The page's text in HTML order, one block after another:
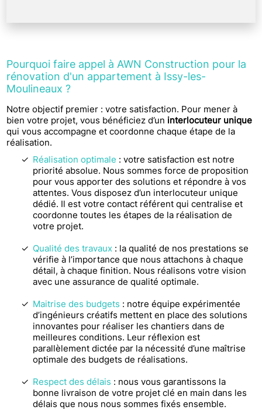
Pourquoi faire appel à AWN Construction pour la
rénovation d'un appartement à Issy-les-
Moulineaux ?
Notre objectif premier : votre satisfaction. Pour mener à
bien votre projet, vous bénéficiez d’un interlocuteur unique
qui vous accompagne et coordonne chaque étape de la
réalisation.
Réalisation optimale : votre satisfaction est notre
priorité absolue. Nous sommes force de proposition
pour vous apporter des solutions et répondre à vos
attentes. Vous disposez d’un interlocuteur unique
dédié. Il est votre contact référent qui centralise et
coordonne toutes les étapes de la réalisation de
votre projet.
Qualité des travaux : la qualité de nos prestations se
vérifie à l’importance que nous attachons à chaque
détail, à chaque finition. Nous réalisons votre vision
avec une assurance de qualité optimale.
Maitrise des budgets : notre équipe expérimentée
d’ingénieurs créatifs mettent en place des solutions
innovantes pour réaliser les chantiers dans de
meilleures conditions. Leur réflexion est
parallèlement dictée par la nécessité d’une maîtrise
optimale des budgets de réalisations.
Respect des délais : nous vous garantissons la
bonne livraison de votre projet clé en main dans les
délais que nous nous sommes fixés ensemble.